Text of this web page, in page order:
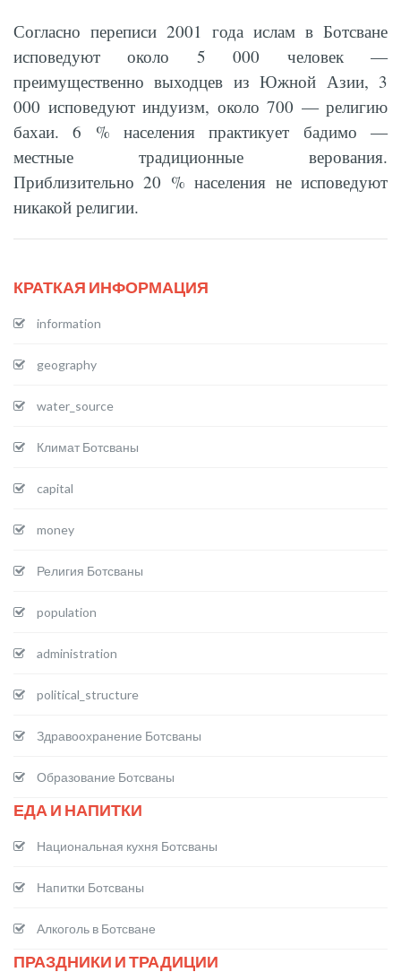
Согласно переписи 2001 года ислам в Ботсване
исповедуют около 5 000 человек —
преимущественно выходцев из Южной Азии, 3
000 исповедуют индуизм, около 700 — религию
бахаи. 6 % населения практикует бадимо —
местные традиционные верования.
Приблизительно 20 % населения не исповедуют
никакой религии.
КРАТКАЯ ИНФОРМАЦИЯ
information
geography
water_source
Климат Ботсваны
capital
money
Религия Ботсваны
population
administration
political_structure
Здравоохранение Ботсваны
Образование Ботсваны
ЕДА И НАПИТКИ
Национальная кухня Ботсваны
Напитки Ботсваны
Алкоголь в Ботсване
ПРАЗДНИКИ И ТРАДИЦИИ